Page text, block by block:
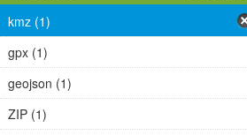
kmz (1)
gpx (1)
geojson (1)
ZIP (1)